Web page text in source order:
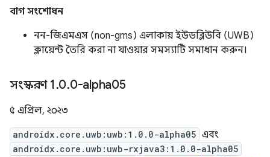
বাগ সংশোধন
নন-জিএমএস (non-gms) এলাকায় ইউডব্লিউবি (UWB)
ক্লায়েন্ট তৈরি করা না যাওয়ার সমস্যাটি সমাধান করুন।
সংস্করণ 1.0.0-alpha05
৫ এপ্রিল, ২০২৩
androidx.core.uwb:uwb:1.0.0-alpha05 এবং
androidx.core.uwb:uwb-rxjava3:1.0.0-alpha05